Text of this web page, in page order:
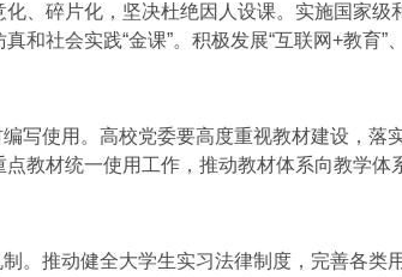
、碎片化，坚决杜绝因人设课。实施国家级
和社会实践“金课”。积极发展“互联网+教
使用。高校党委要高度重视教材建设，落
教材统一使用工作，推动教材体系向教学
推动健全大学生实习法律制度，完善各类